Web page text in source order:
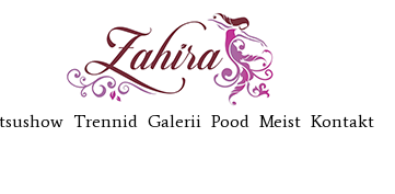
Trennid Galerii Pood Meist Kontakt